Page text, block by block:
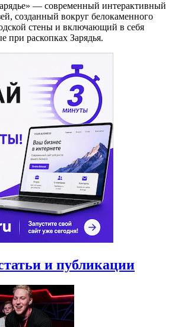
— современный интерактивный
созданный вокруг белокаменного
стены и включающий в себя
при раскопках Зарядья.
и публикации